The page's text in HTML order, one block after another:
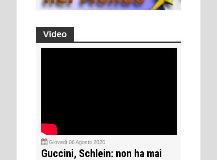
Video
Giovedì 06 Agosto 2026
Guccini, Schlein: non ha mai